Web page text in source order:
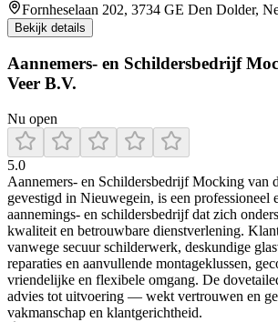
Fornheselaan 202, 3734 GE Den Dolder,
Bekijk details
Aannemers- en Schildersbedrijf
Veer B.V.
Nu open
5.0
Aannemers‑ en Schildersbedrijf Mocking van
gevestigd in Nieuwegein, is een professioneel
aannemings‑ en schildersbedrijf dat zich
kwaliteit en betrouwbare dienstverlening.
vanwege secuur schilderwerk, deskundige
reparaties en aanvullende montageklussen,
vriendelijke en flexibele omgang. De
advies tot uitvoering — wekt vertrouwen en
vakmanschap en klantgerichtheid.